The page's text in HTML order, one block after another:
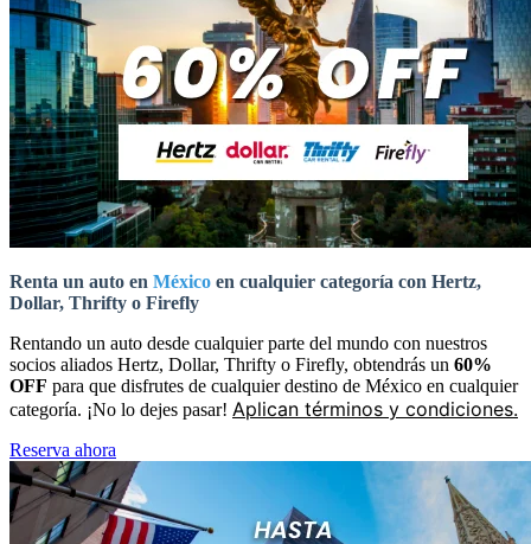
Renta un auto en México en cualquier categoría con Hertz,
Dollar, Thrifty o Firefly
Rentando un auto desde cualquier parte del mundo con nuestros
socios aliados Hertz, Dollar, Thrifty o Firefly, obtendrás un 60%
OFF para que disfrutes de cualquier destino de México en cualquier
categoría. ¡No lo dejes pasar! Aplican términos y condiciones.
Reserva ahora